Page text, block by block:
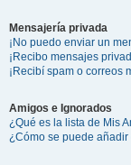
Mensajería privada
¡No puedo enviar un
¡Recibo mensajes
¡Recibí spam o correos
Amigos e Ignorados
¿Qué es la lista de Mis
¿Cómo se puede